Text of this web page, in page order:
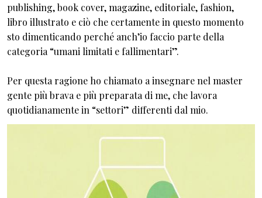
publishing, book cover, magazine, editoriale, fashion,
libro illustrato e ciò che certamente in questo momento
sto dimenticando perché anch’io faccio parte della
categoria “umani limitati e fallimentari”.
Per questa ragione ho chiamato a insegnare nel master
gente più brava e più preparata di me, che lavora
quotidianamente in “settori” differenti dal mio.